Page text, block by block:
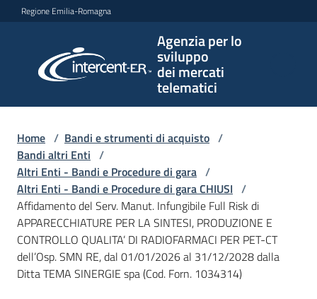
Vai al contenuto
Vai alla navigazione
Vai al footer
Regione Emilia-Romagna
Agenzia per lo
sviluppo
dei mercati
telematici
per lo
sviluppo
telematici
L'Agenzia
Bandi
e
Home / Bandi e strumenti di acquisto /
Bandi altri Enti /
Altri Enti - Bandi e Procedure di gara /
Altri Enti - Bandi e Procedure di gara CHIUSI /
Affidamento del Serv. Manut. Infungibile Full Risk di
APPARECCHIATURE PER LA SINTESI, PRODUZIONE E
CONTROLLO QUALITA’ DI RADIOFARMACI PER PET-CT
dell’Osp. SMN RE, dal 01/01/2026 al 31/12/2028 dalla
Ditta TEMA SINERGIE spa (Cod. Forn. 1034314)